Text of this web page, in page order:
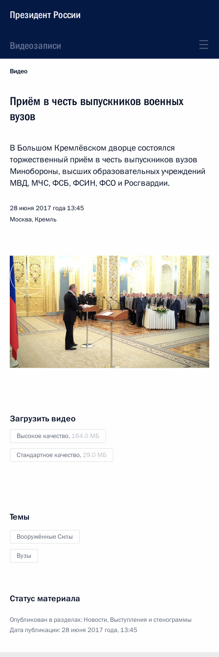
Президент России
Видеозаписи
Видео
Приём в честь выпускников военных
вузов
В Большом Кремлёвском дворце состоялся
торжественный приём в честь выпускников вузов
Минобороны, высших образовательных учреждений
МВД, МЧС, ФСБ, ФСИН, ФСО и Росгвардии.
28 июня 2017 года 13:45
Москва, Кремль
Загрузить видео
Высокое качество, 164.0 МБ
Стандартное качество, 29.0 МБ
Темы
Вооружённые Силы
Вузы
Статус материала
Опубликован в разделах: Новости, Выступления и стенограммы
Дата публикации:28 июня 2017 года, 13:45